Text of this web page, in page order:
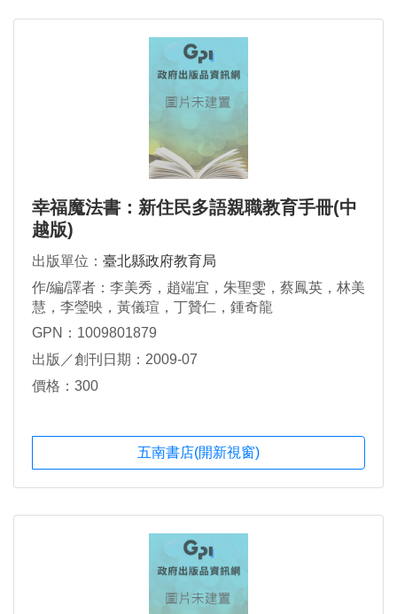
幸福魔法書：新住民多語親職教育手冊(中
越版)
出版單位： 臺北縣政府教育局
作/編/譯者：李美秀，趙端宜，朱聖雯，蔡鳳英，林美
慧，李瑩映，黃儀瑄，丁贊仁，鍾奇龍
GPN：1009801879
出版／創刊日期：2009-07
價格：300
五南書店(開新視窗)